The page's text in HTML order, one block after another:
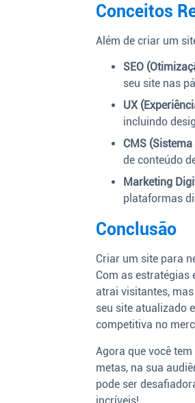
Conceitos
Além de criar um
SEO
seu site nas
UX
incluindo
CMS
de conteúdo
Marketing
plataformas
Conclusão
Criar um site para
Com as estratégias
atrai visitantes,
seu site atualizado
competitiva no
Agora que você
metas, na sua
pode ser